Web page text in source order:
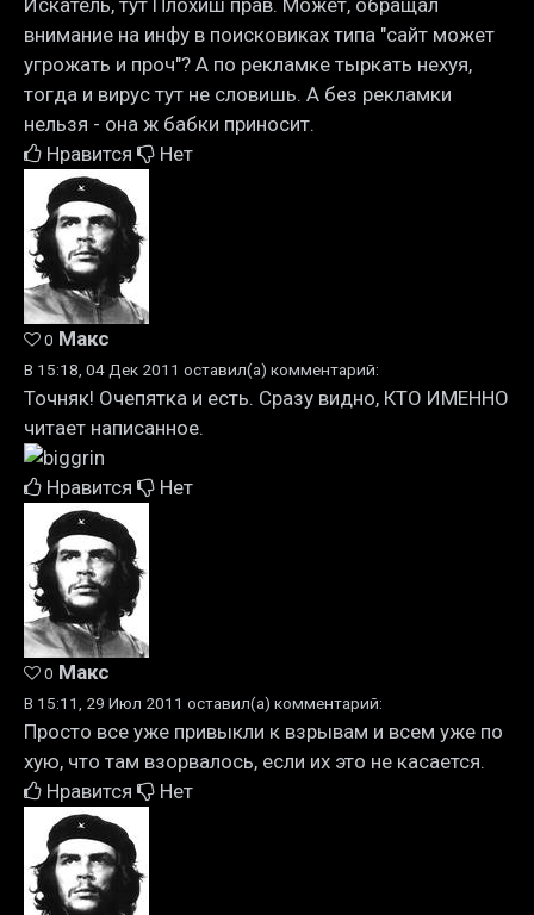
Искатель, тут Плохиш прав. Может, обращал
внимание на инфу в поисковиках типа "сайт может
угрожать и проч"? А по рекламке тыркать нехуя,
тогда и вирус тут не словишь. А без рекламки
нельзя - она ж бабки приносит.
Нравится
Нет
0 Макс
В 15:18, 04 Дек 2011 оставил(а) комментарий:
Точняк! Очепятка и есть. Сразу видно, КТО ИМЕННО
читает написанное.
Нравится Нет
0 Макс
В 15:11, 29 Июл 2011 оставил(а) комментарий:
Просто все уже привыкли к взрывам и всем уже по
хую, что там взорвалось, если их это не касается.
Нравится
Нет